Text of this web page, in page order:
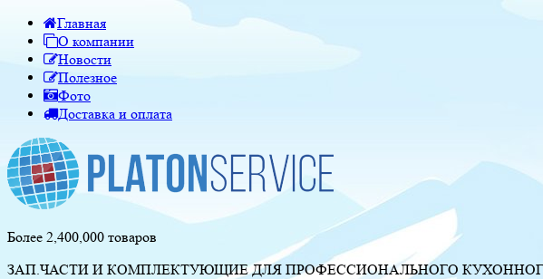
Главная
О компании
Новости
Полезное
Фото
Доставка и оплата
Более 2,400,000 товаров
ЗАП.ЧАСТИ И КОМПЛЕКТУЮЩИЕ ДЛЯ ПРОФЕССИОНАЛЬНОГО